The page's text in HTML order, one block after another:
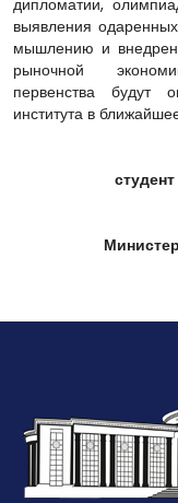
дипломатии,
выявления
мышлению и
рыночной
первенства будут
института в